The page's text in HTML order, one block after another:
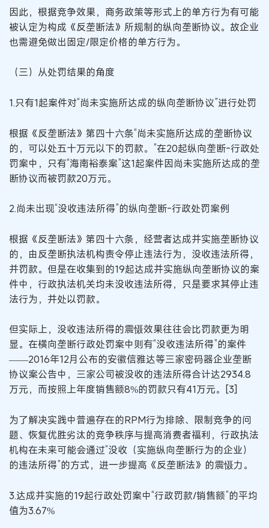
因此，根据竞争效果，商务政策等形式上的单方行为有可能
被认定为构成《反垄断法》所规制的纵向垄断协议。故企业
也需避免做出固定/限定价格的单方行为。
（三）从处罚结果的角度
1.只有1起案件对“尚未实施所达成的纵向垄断协议”进行处罚
根据《反垄断法》第四十六条“尚未实施所达成的垄断协议
的，可以处五十万元以下的罚款。”在20起纵向垄断-行政处
罚案中，只有“海南裕泰案”这1起案件因尚未实施所达成的垄
断协议而被罚款20万元。
2.尚未出现“没收违法所得”的纵向垄断-行政处罚案例
根据《反垄断法》第四十六条，经营者达成并实施垄断协议
的，由反垄断执法机构责令停止违法行为，没收违法所得，
并罚款。但是在收集到的19起达成并实施纵向垄断协议的案
件中，行政执法机关均未没收违法所得，只是要求其停止违
法行为，并处以罚款。
但实际上，没收违法所得的震慑效果往往会比罚款更为明
显。在横向垄断行政处罚案中则有“没收违法所得”的案件
——2016年12月公布的安徽信雅达等三家密码器企业垄断
协议案公告中，三家公司被没收的违法所得合计达2934.8
万元，而按照上年度销售额8%的罚款只有41万元。[3]
为了解决实践中普遍存在的RPM行为排除、限制竞争的问
题、恢复优胜劣汰的竞争秩序与提高消费者福利，行政执法
机构在未来可能会通过“没收（实施纵向垄断行为的企业）
的违法所得”的方式，进一步提高《反垄断法》的震慑力。
3.达成并实施的19起行政处罚案中“行政罚款/销售额”的平均
值为3.67%